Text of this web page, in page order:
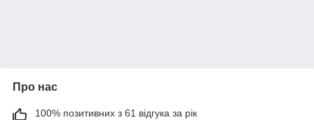
Про нас
100% позитивних з 61 відгука за рік